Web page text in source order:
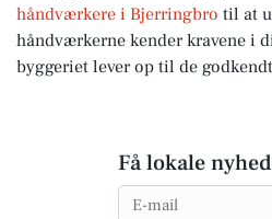
håndværkere i Bjerringbro til at
håndværkerne kender kravene i
byggeriet lever op til de
Få lokale
Email